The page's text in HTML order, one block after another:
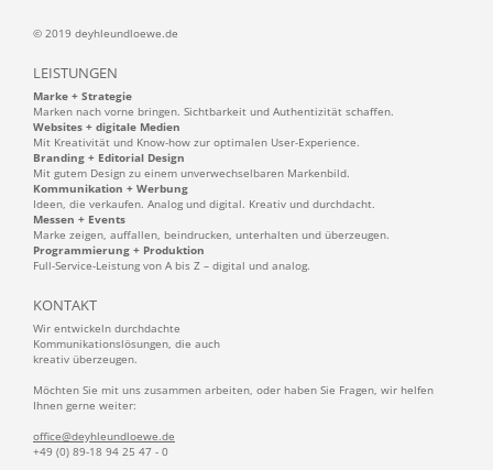
© 2019 deyhleundloewe.de
LEISTUNGEN
Marke + Strategie
Marken nach vorne bringen. Sichtbarkeit und Authentizität schaffen.
Websites + digitale Medien
Mit Kreativität und Know-how zur optimalen User-Experience.
Branding + Editorial Design
Mit gutem Design zu einem unverwechselbaren Markenbild.
Kommunikation + Werbung
Ideen, die verkaufen. Analog und digital. Kreativ und durchdacht.
Messen + Events
Marke zeigen, auffallen, beindrucken, unterhalten und überzeugen.
Programmierung + Produktion
Full-Service-Leistung von A bis Z – digital und analog.
KONTAKT
Wir entwickeln durchdachte
Kommunikationslösungen, die auch
kreativ überzeugen.
Möchten Sie mit uns zusammen arbeiten, oder haben Sie Fragen, wir helfen
Ihnen gerne weiter:
office@deyhleundloewe.de
+49 (0) 89-18 94 25 47 - 0